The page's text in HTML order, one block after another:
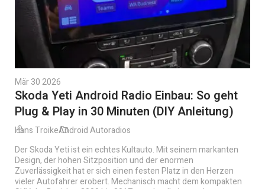
Mär 30 2026
Skoda Yeti Android Radio Einbau: So geht
Plug & Play in 30 Minuten (DIY Anleitung)
Hans TroikeAndroid Autoradios
Der Skoda Yeti ist ein echtes Kultauto. Mit seinem markanten
Design, der hohen Sitzposition und der enormen
Zuverlässigkeit hat er sich einen festen Platz in den Herzen
vieler Autofahrer erobert. Mechanisch macht dem kompakten